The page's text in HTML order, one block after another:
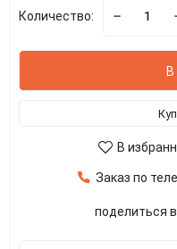
Количество:
В
Заказ по
поделиться в